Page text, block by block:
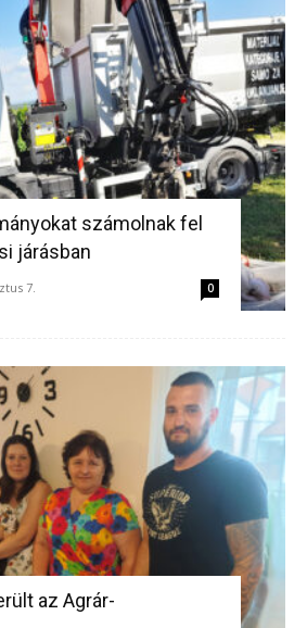
számolnak fel
járásban
7. 0
az Agrár-